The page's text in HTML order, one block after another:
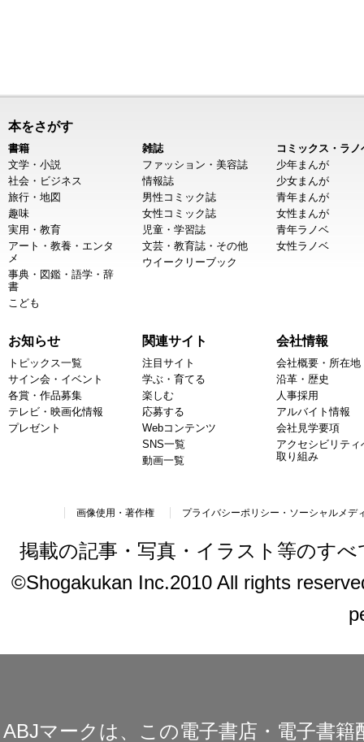
本をさがす
書籍
文学・小説
社会・ビジネス
旅行・地図
趣味
実用・教育
アート・教養・エンタ
メ
事典・図鑑・語学・辞
書
こども
雑誌
ファッション・美容誌
情報誌
男性コミック誌
女性コミック誌
児童・学習誌
文芸・教育誌・その他
ウイークリーブック
コミックス・ラノ
少年まんが
少女まんが
青年まんが
女性まんが
青年ラノベ
女性ラノベ
お知らせ
トピックス一覧
サイン会・イベント
各賞・作品募集
テレビ・映画化情報
プレゼント
関連サイト
注目サイト
学ぶ・育てる
楽しむ
応募する
Webコンテンツ
SNS一覧
動画一覧
会社情報
会社概要・所在地
沿革・歴史
人事採用
アルバイト情報
会社見学要項
アクセシビリティ
取り組み
画像使用・著作権 プライバシーポリシー・ソーシャルメデ
掲載の記事・写真・イラスト等のす
©Shogakukan Inc.2010 All rights
ABJマークは、この電子書店・電子書